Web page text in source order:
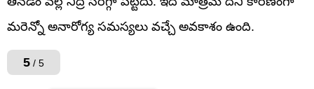
మరెన్నో అనారోగ్య సమస్యలు వచ్చే అవకాశం ఉంది.
5 / 5